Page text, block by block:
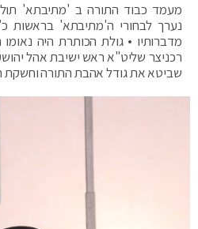
מעמד כבוד התורה ב 'מתיבתא'
נערך לבחורי ה'מתיבתא'
מדברותיו • גולת הכותרת היה
רכניצר שליט"א ראש ישיבת אהל
שביטא את גודל אהבת התורה וחשקת